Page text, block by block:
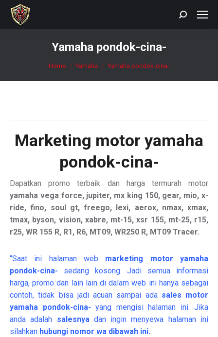
Search:
Yamaha pondok-cina-
You are here:
Home Yamaha Yamaha pondok-cina-
Marketing motor yamaha
pondok-cina-
Dapatkan promo terbaik dan harga termurah motor
yamaha vega force, jupiter, mx king 150, gear, mio, x-
ride, fino, soul gt, freego, lexi, aerox, nmax, xmax,
tmax, byson, vision, xabre, mt-15, xsr 155, mt-25, r15,
r25, WR 155 R, R1, R6, MT09, WR250 R, MT09 Tracer.
“Saat ini halaman web marketing motor
yamaha
pondok-cina- sedang kosong. Jadi semua informasi
harga, promo dan lain lain di dalam web ini hanya sebagai
contoh, tidak bisa jadi acuan sampai ada sales motor
yamaha pondok-cina- yang mengisi halaman ini. Jika
anda adalah salesnyadan ingin menyewa halaman ini
silahkan hubungi nomor wa dibawah ini.